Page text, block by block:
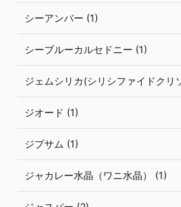
シーアンバー (1)
シーブルーカルセドニー (1)
ジェムシリカ(シリシファイドクリ
ジオード (1)
ジプサム (1)
ジャカレー水晶（ワニ水晶） (1)